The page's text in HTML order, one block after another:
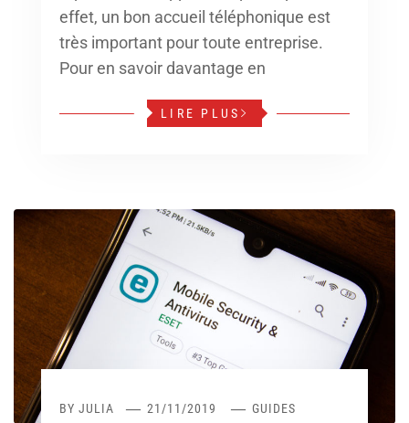
effet, un bon accueil téléphonique est
très important pour toute entreprise.
Pour en savoir davantage en
LIRE PLUS
BY JULIA 21/11/2019 GUIDES